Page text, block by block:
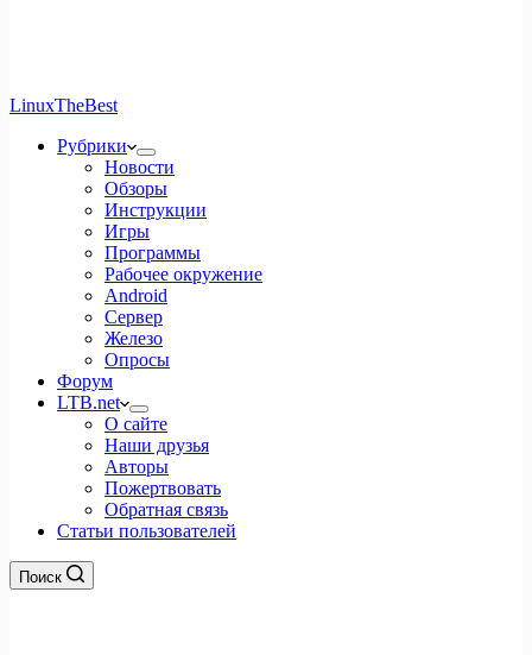
LinuxTheBest
Рубрики
Новости
Обзоры
Инструкции
Игры
Программы
Рабочее окружение
Android
Сервер
Железо
Опросы
Форум
LTB.net
О сайте
Наши друзья
Авторы
Пожертвовать
Обратная связь
Статьи пользователей
Поиск